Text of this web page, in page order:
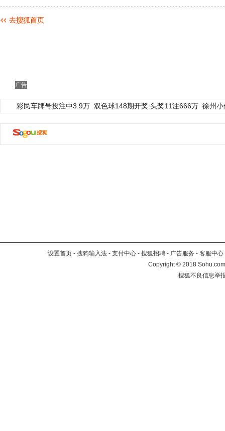
广告
彩民车牌号投注中3.9万 双色球148期开奖:头奖11注666万 徐州
设置首页 - 搜狗输入法 - 支付中心 - 搜狐招聘 - 广告服务 - 客服中心
Copyright©2018
搜狐不良信息举